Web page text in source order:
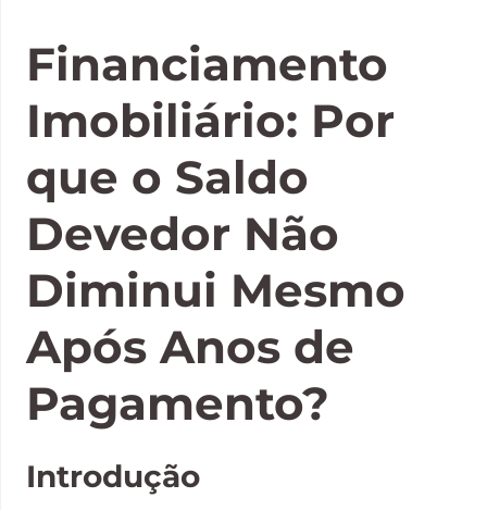
Financiamento
Imobiliário: Por
que o Saldo
Devedor Não
Diminui Mesmo
Após Anos de
Pagamento?
Introdução